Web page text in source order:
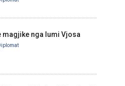
magjike nga lumi Vjosa